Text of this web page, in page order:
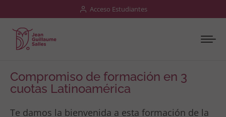
Acceso Estudiantes
Compromiso de formación en 3
cuotas Latinoamérica
Te damos la bienvenida a esta formación de la